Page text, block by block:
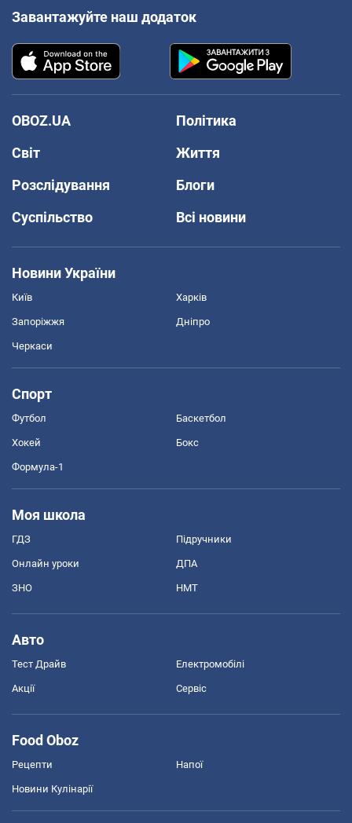
Завантажуйте наш додаток
OBOZ.UA
Політика
Світ
Життя
Розслідування
Блоги
Суспільство
Всі новини
Новини України
Київ Харків
Запоріжжя Дніпро
Черкаси
Спорт
Футбол Баскетбол
Хокей Бокс
Формула-1
Моя школа
ГДЗ Підручники
Онлайн уроки ДПА
ЗНО НМТ
Авто
Тест Драйв Електромобілі
Акції Сервіс
Food Oboz
Рецепти Напої
Новини Кулінарії